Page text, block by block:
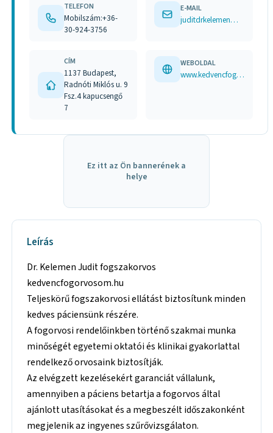
TELEFON
Mobilszám:+36-
30-924-3756
E-MAIL
juditdrkelemen@gmail.com
CÍM
1137 Budapest,
Radnóti Miklós u. 9
Fsz.4 kapucsengő
7
WEBOLDAL
www.kedvencfogorvosom.hu
Ez itt az Ön bannerének a
helye
Leírás
Dr. Kelemen Judit fogszakorvos
kedvencfogorvosom.hu
Teljeskörű fogszakorvosi ellátást biztosítunk minden
kedves páciensünk részére.
A fogorvosi rendelőinkben történő szakmai munka
minőségét egyetemi oktatói és klinikai gyakorlattal
rendelkező orvosaink biztosítják.
Az elvégzett kezelésekért garanciát vállalunk,
amennyiben a páciens betartja a fogorvos által
ajánlott utasításokat és a megbeszélt időszakonként
megjelenik az ingyenes szűrővizsgálaton.